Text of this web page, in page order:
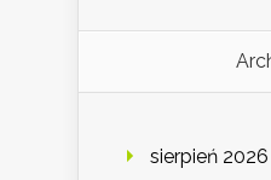
sierpień 2026